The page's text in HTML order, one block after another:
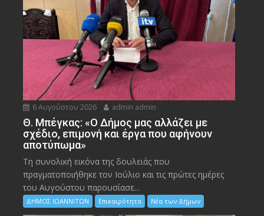
6 Αυγούστου 2026 admin admin
Θ. Μπέγκας: «Ο Δήμος μας αλλάζει με
σχέδιο, επιμονή και έργα που αφήνουν
αποτύπωμα»
Τη συνολική εικόνα της δουλειάς που
πραγματοποιήθηκε τον Ιούλιο και τις πρώτες ημέρες
του Αυγούστου παρουσίασε...
ΔΗΜΟΣ ΙΩΑΝΝΙΤΩΝ Επικαιρότητα Νέα των Δήμων